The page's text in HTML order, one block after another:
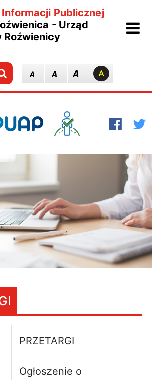
Publicznej
- Urząd
Roźwienicy
strony głównej
do mapy strony
Szukaj
PRZETARGI
Ogłoszenie o